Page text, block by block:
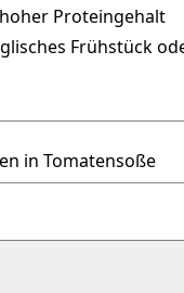
Proteingehalt
Frühstück